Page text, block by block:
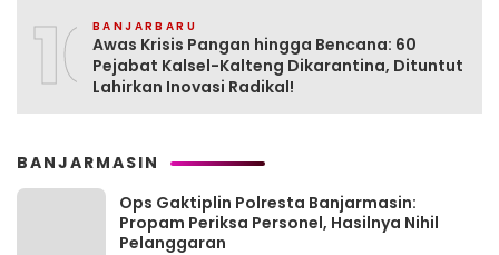
10BANJARBARU
Awas Krisis Pangan hingga Bencana: 60
Pejabat Kalsel-Kalteng Dikarantina, Dituntut
Lahirkan Inovasi Radikal!
BANJARMASIN
Ops Gaktiplin Polresta Banjarmasin:
Propam Periksa Personel, Hasilnya Nihil
Pelanggaran